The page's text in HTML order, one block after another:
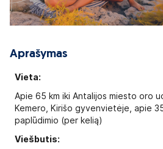
Aprašymas
Vieta:
Apie 65 km iki Antalijos miesto oro
Kemero, Kirišo gyvenvietėje, apie
paplūdimio (per kelią)
Viešbutis: